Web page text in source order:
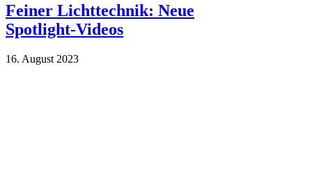
Feiner Lichttechnik: Neue
Spotlight-Videos
16. August 2023